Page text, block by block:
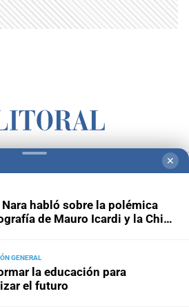
CYD Litoral
Educacion SF
✕
Nara habló sobre la polémica
de Mauro Icardi y la China
GENERAL
la educación para
el futuro